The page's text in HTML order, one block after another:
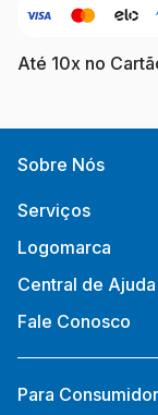
Até 10x no
Sobre Nós
Serviços
Logomarca
Central de Ajuda
Fale Conosco
Para